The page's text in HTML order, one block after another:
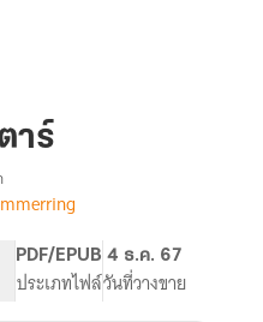
าร์
PDF/EPUB
ประเภทไฟล์
4 ธ.ค. 67
วันที่วางขาย